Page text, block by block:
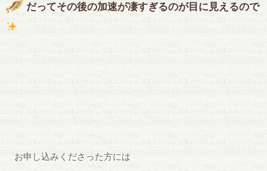
だってその後の加速が凄すぎるのが目に見えるので
お申し込みくださった方には